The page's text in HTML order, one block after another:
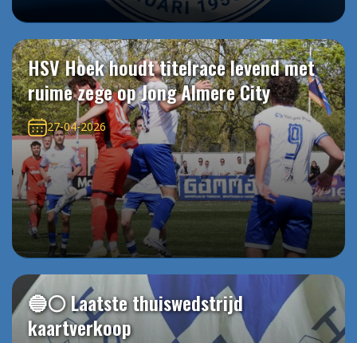
HSV Hoek houdt titelrace levend met
ruime zege op Jong Almere City
27-04-2026
🔵⚪️ Laatste thuiswedstrijd
kaartverkoop